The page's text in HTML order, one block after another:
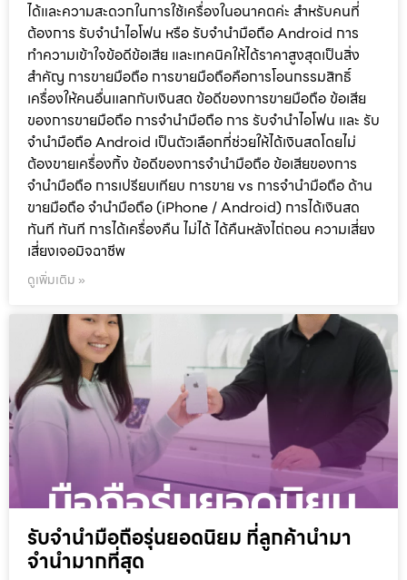
ได้และความสะดวกในการใช้เครื่องในอนาคตค่ะ สำหรับคนที่
ต้องการ รับจำนำไอโฟน หรือ รับจำนำมือถือ Android การ
ทำความเข้าใจข้อดีข้อเสีย และเทคนิคให้ได้ราคาสูงสุดเป็นสิ่ง
สำคัญ การขายมือถือ การขายมือถือคือการโอนกรรมสิทธิ์
เครื่องให้คนอื่นแลกกับเงินสด ข้อดีของการขายมือถือ ข้อเสีย
ของการขายมือถือ การจำนำมือถือ การ รับจำนำไอโฟน และ รับ
จำนำมือถือ Android เป็นตัวเลือกที่ช่วยให้ได้เงินสดโดยไม่
ต้องขายเครื่องทิ้ง ข้อดีของการจำนำมือถือ ข้อเสียของการ
จำนำมือถือ การเปรียบเทียบ การขาย vs การจำนำมือถือ ด้าน
ขายมือถือ จำนำมือถือ (iPhone / Android) การได้เงินสด
ทันที ทันที การได้เครื่องคืน ไม่ได้ ได้คืนหลังไถ่ถอน ความเสี่ยง
เสี่ยงเจอมิจฉาชีพ
ดูเพิ่มเติม »
รับจำนำมือถือรุ่นยอดนิยม ที่ลูกค้านำมา
จำนำมากที่สุด